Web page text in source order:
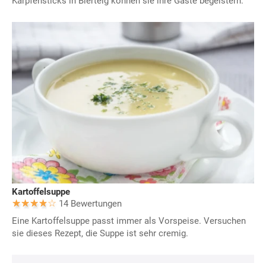
Kartoffelsuppe
14 Bewertungen
Eine Kartoffelsuppe passt immer als Vorspeise. Versuchen
sie dieses Rezept, die Suppe ist sehr cremig.